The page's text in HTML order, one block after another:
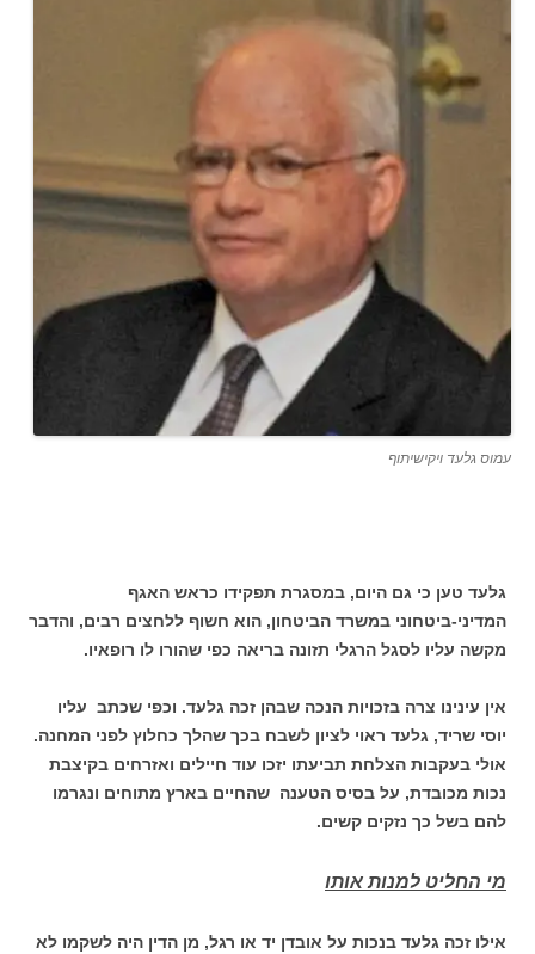
עמוס גלעד ויקישיתוף
גלעד טען כי גם היום, במסגרת תפקידו כראש האגף
המדיני-ביטחוני במשרד הביטחון, הוא חשוף ללחצים רבים, והדבר
מקשה עליו לסגל הרגלי תזונה בריאה כפי שהורו לו רופאיו.
אין עינינו צרה בזכויות הנכה שבהן זכה גלעד. וכפי שכתב עליו
יוסי שריד, גלעד ראוי לציון לשבח בכך שהלך כחלוץ לפני המחנה.
אולי בעקבות הצלחת תביעתו יזכו עוד חיילים ואזרחים בקיצבת
נכות מכובדת, על בסיס הטענה שהחיים בארץ מתוחים ונגרמו
להם בשל כך נזקים קשים.
מי החליט למנות אותו
אילו זכה גלעד בנכות על אובדן יד או רגל, מן הדין היה לשקמו לא